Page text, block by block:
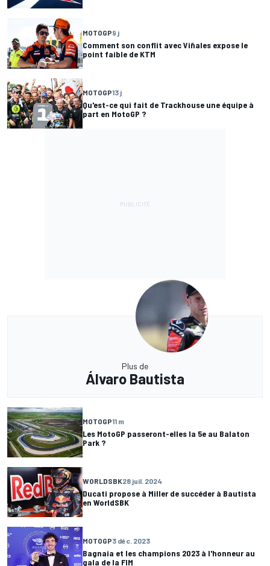
MOTOGP9 j
Comment son conflit avec Viñales expose le
point faible de KTM
MOTOGP13 j
Qu'est-ce qui fait de Trackhouse une équipe à
part en MotoGP ?
Plus de
Álvaro Bautista
MOTOGP11 m
Les MotoGP passeront-elles la 5e au Balaton
Park ?
WORLDSBK28 juil. 2024
Ducati propose à Miller de succéder à Bautista
en WorldSBK
MOTOGP3 déc. 2023
Bagnaia et les champions 2023 à l'honneur au
gala de la FIM